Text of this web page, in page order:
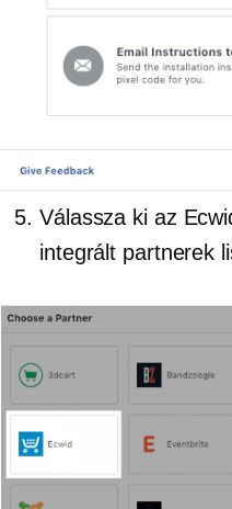
Válassza ki az
integrált partnerek